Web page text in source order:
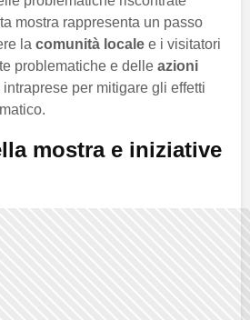
mostra rappresenta un passo
la comunità locale e i visitatori
problematiche e delle azioni
per mitigare gli effetti
mostra e iniziative